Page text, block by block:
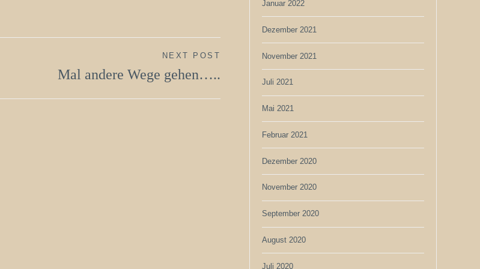
NEXT POST
Mal andere Wege gehen…..
Januar 2022
Dezember 2021
November 2021
Juli 2021
Mai 2021
Februar 2021
Dezember 2020
November 2020
September 2020
August 2020
Juli 2020